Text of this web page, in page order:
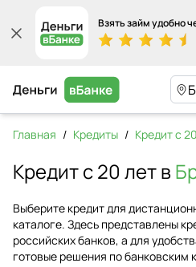
Взять займ удобно
Главная / Кредиты / Кредит с
Кредит с 20 лет в
Выберите кредит для
каталоге. Здесь представлены
российских банков, а для
готовые решения по банковским